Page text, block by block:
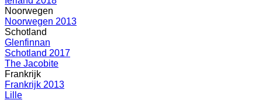
Noorwegen
Noorwegen 2013
Schotland
Glenfinnan
Schotland 2017
The Jacobite
Frankrijk
Frankrijk 2013
Lille